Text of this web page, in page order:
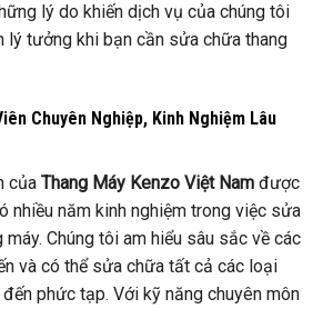
lý do khiến dịch vụ của chúng tôi
lý tưởng khi bạn cần sửa chữa thang
Chuyên Nghiệp, Kinh Nghiệm Lâu
của Thang Máy Kenzo Việt Nam được
nhiều năm kinh nghiệm trong việc sửa
Chúng tôi am hiểu sâu sắc về các
và có thể sửa chữa tất cả các loại
phức tạp. Với kỹ năng chuyên môn